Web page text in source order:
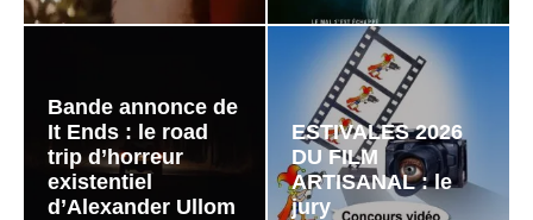
Bande annonce de
It Ends : le road
trip d’horreur
existentiel
d’Alexander Ullom
ESTIVALES 2026
DU FILM
ARTISANAL : le
jury